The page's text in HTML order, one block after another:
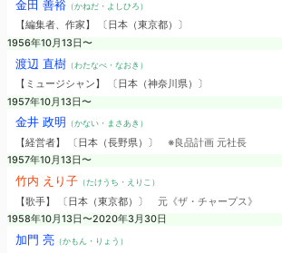
金田 善裕（かねだ・よしひろ）
【編集者、作家】 〔日本（東京都）〕
1956年10月13日〜
渡辺 直樹（わたなべ・なおき）
【ミュージシャン】 〔日本（神奈川県）〕
1957年10月13日〜
金井 政明 （かない・まさあき）
【経営者】 〔日本（長野県）〕 ※良品計画 元社長
1957年10月13日〜
竹内 えり子（たけうち・えりこ）
【歌手】 〔日本（東京都）〕 元《ザ・チャープス》
1958年10月13日〜2020年3月30日
加門 亮（かもん・りょう）